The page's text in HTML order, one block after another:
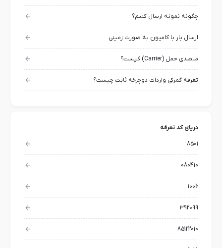
چگونه نمونه ارسال کنیم؟
ارسال بار با کامیون به صورت زمینی
متصدی حمل (Carrier) کیست؟
تعرفه گمرکی واردات دوچرخه ثابت چیست؟
دریای کد تعرفه
8501
080410
1006
392099
85122010